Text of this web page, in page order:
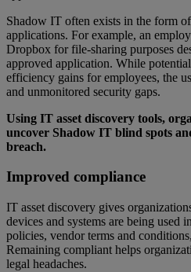
Shadow IT often exists in the form
applications. For example, an
Dropbox for file-sharing purposes
approved application. While
efficiency gains for employees, the
and unmonitored security gaps.
Using IT asset discovery tools,
uncover Shadow IT blind spots
breach.
Improved compliance
IT asset discovery gives
devices and systems are being used
policies, vendor terms and
Remaining compliant helps
legal headaches.